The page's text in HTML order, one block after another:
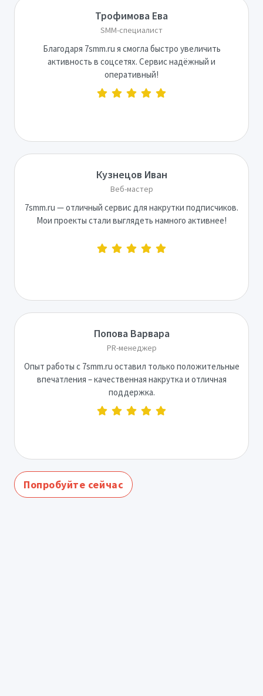
Трофимова Ева
SMM-специалист
Благодаря 7smm.ru я смогла быстро увеличить
активность в соцсетях. Сервис надёжный и
оперативный!
Кузнецов Иван
Веб-мастер
7smm.ru — отличный сервис для накрутки подписчиков.
Мои проекты стали выглядеть намного активнее!
Попова Варвара
PR-менеджер
Опыт работы с 7smm.ru оставил только положительные
впечатления – качественная накрутка и отличная
поддержка.
Попробуйте сейчас